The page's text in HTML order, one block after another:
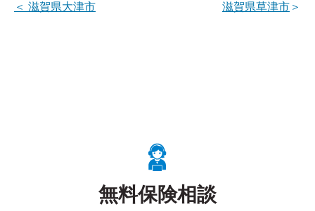
＜ 滋賀県大津市 ＞
滋賀県草津市
無料保険相談